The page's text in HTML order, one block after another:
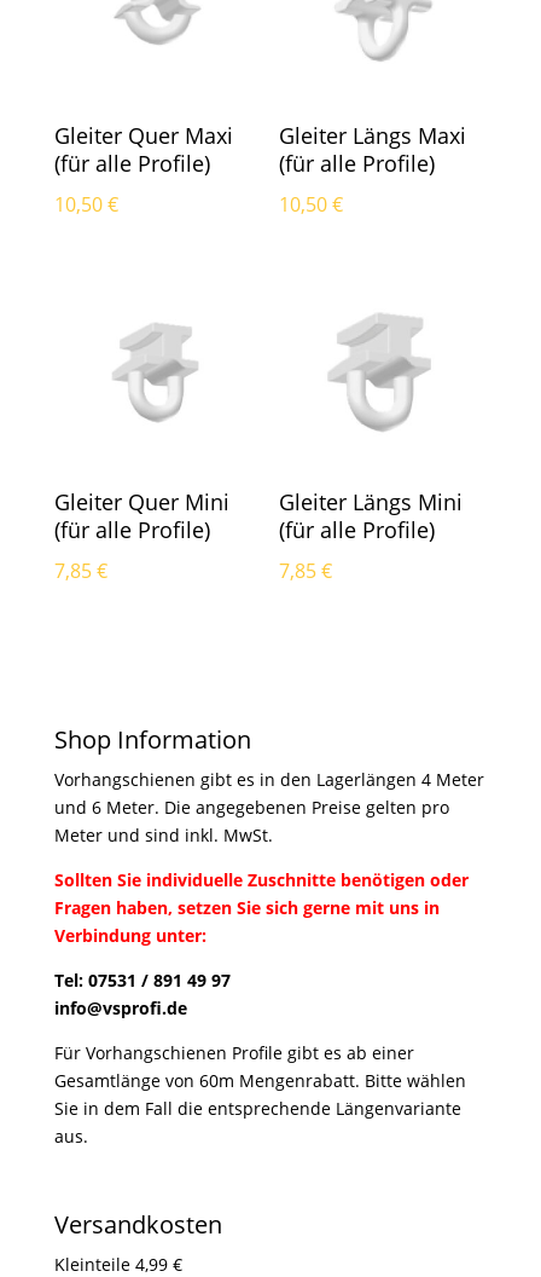
Gleiter Quer Maxi
(für alle Profile)
10,50€
Gleiter Längs Maxi
(für alle Profile)
10,50€
Gleiter Quer Mini
(für alle Profile)
7,85€
Gleiter Längs Mini
(für alle Profile)
7,85€
Shop Information
Vorhangschienen gibt es in den Lagerlängen 4 Meter
und 6 Meter. Die angegebenen Preise gelten pro
Meter und sind inkl. MwSt.
Sollten Sie individuelle Zuschnitte benötigen oder
Fragen haben, setzen Sie sich gerne mit uns in
Verbindung unter:
Tel: 07531 / 891 49 97
info@vsprofi.de
Für Vorhangschienen Profile gibt es ab einer
Gesamtlänge von 60m Mengenrabatt. Bitte wählen
Sie in dem Fall die entsprechende Längenvariante
aus.
Versandkosten
Kleinteile 4,99 €